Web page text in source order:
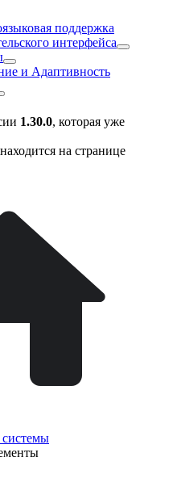
поддержка
интерфейса
и Адаптивность
1.30.0, которая уже
на странице